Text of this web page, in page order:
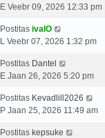
E Veebr 09, 2026 12:33 pm
Postitas ivalO
L Veebr 07, 2026 1:32 pm
Postitas Dantel
E Jaan 26, 2026 5:20 pm
Postitas Kevadlill2026
P Jaan 25, 2026 11:49 am
Postitas kepsuke